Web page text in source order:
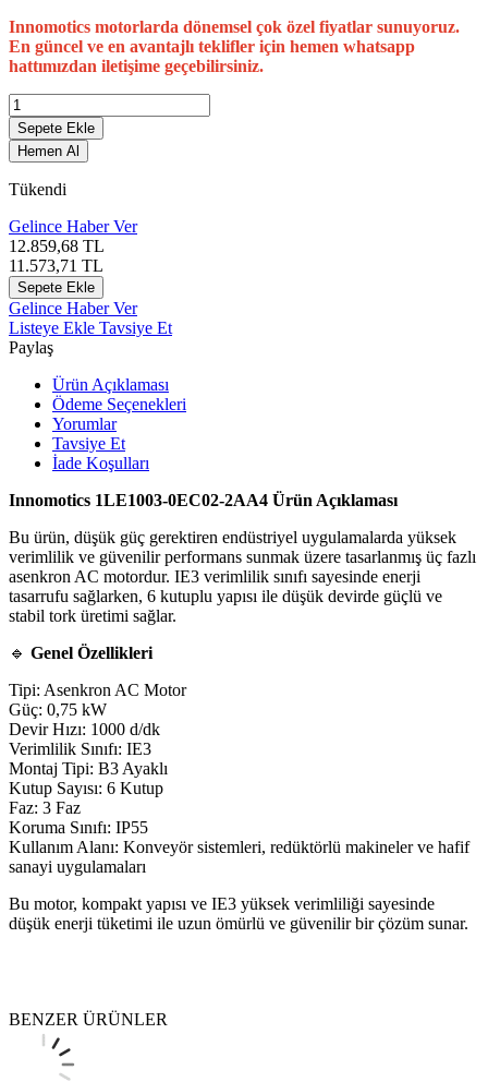
Innomotics motorlarda dönemsel çok özel fiyatlar sunuyoruz.
En güncel ve en avantajlı teklifler için hemen whatsapp
hattımızdan iletişime geçebilirsiniz.
Sepete Ekle
Hemen Al
Tükendi
Gelince Haber Ver
12.859,68 TL
11.573,71 TL
Sepete Ekle
Gelince Haber Ver
Listeye Ekle Tavsiye Et
Paylaş
Ürün Açıklaması
Ödeme Seçenekleri
Yorumlar
Tavsiye Et
İade Koşulları
Innomotics 1LE1003-0EC02-2AA4 Ürün Açıklaması
Bu ürün, düşük güç gerektiren endüstriyel uygulamalarda yüksek
verimlilik ve güvenilir performans sunmak üzere tasarlanmış üç fazlı
asenkron AC motordur. IE3 verimlilik sınıfı sayesinde enerji
tasarrufu sağlarken, 6 kutuplu yapısı ile düşük devirde güçlü ve
stabil tork üretimi sağlar.
🔹 Genel Özellikleri
Tipi: Asenkron AC Motor
Güç: 0,75 kW
Devir Hızı: 1000 d/dk
Verimlilik Sınıfı: IE3
Montaj Tipi: B3 Ayaklı
Kutup Sayısı: 6 Kutup
Faz: 3 Faz
Koruma Sınıfı: IP55
Kullanım Alanı: Konveyör sistemleri, redüktörlü makineler ve hafif
sanayi uygulamaları
Bu motor, kompakt yapısı ve IE3 yüksek verimliliği sayesinde
düşük enerji tüketimi ile uzun ömürlü ve güvenilir bir çözüm sunar.
BENZER ÜRÜNLER